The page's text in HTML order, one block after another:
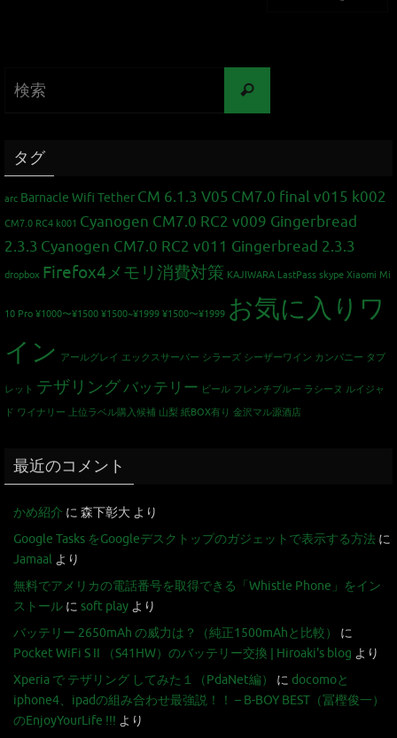
タグ
arc Barnacle Wifi Tether CM 6.1.3 V05 CM7.0 final v015 k002
CM7.0 RC4 k001 Cyanogen CM7.0 RC2 v009 Gingerbread
2.3.3 Cyanogen CM7.0 RC2 v011 Gingerbread 2.3.3
dropbox Firefox4メモリ消費対策 KAJIWARA LastPass skype Xiaomi Mi
10 Pro ¥1000〜¥1500 ¥1500~¥1999 ¥1500〜¥1999 お気に入りワ
イン アールグレイ エックスサーバー シラーズ シーザーワイン カンパニー タブ
レット テザリングバッテリー ビール フレンチブルー ラシーヌ ルイジャ
ド ワイナリー 上位ラベル購入候補 山梨 紙BOX有り 金沢マル源酒店
最近のコメント
かめ紹介 に 森下彰大 より
Google Tasks をGoogleデスクトップのガジェットで表示する方法 に
Jamaal より
無料でアメリカの電話番号を取得できる「Whistle Phone」をイン
ストール に soft play より
バッテリー 2650mAh の威力は？（純正1500mAhと比較）
に
Pocket WiFi S II （S41HW）のバッテリー交換 | Hiroaki's blog より
Xperia で テザリング してみた１（PdaNet編）
に docomoと
iphone4、ipadの組み合わせ最強説！！ – B-BOY BEST（冨樫俊一）
のEnjoyYourLife !!! より